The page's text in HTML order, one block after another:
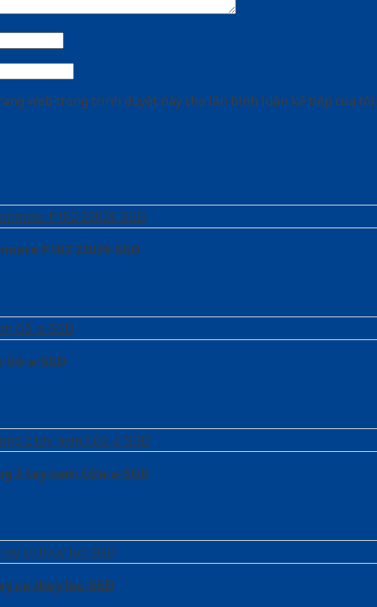
web trong trình duyệt này cho lần bình luận kế tiếp của tôi.
P1R2 23029-SGD
Gỗ-a-SGD
2 tay nam Cửa-a-SGD
co thuy luc-SGD